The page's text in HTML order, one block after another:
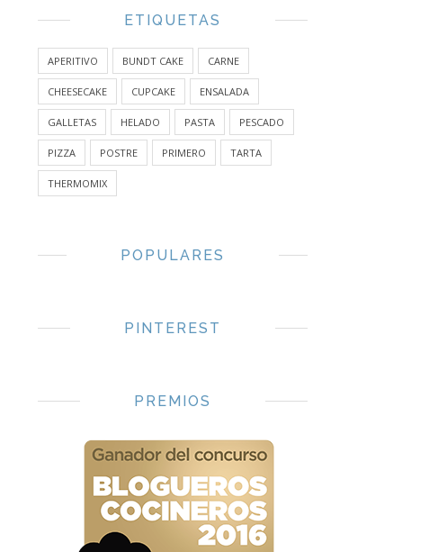
ETIQUETAS
APERITIVO BUNDT CAKE CARNE
CHEESECAKE CUPCAKE ENSALADA
GALLETAS HELADO PASTA PESCADO
PIZZA POSTRE PRIMERO TARTA
THERMOMIX
POPULARES
PINTEREST
PREMIOS